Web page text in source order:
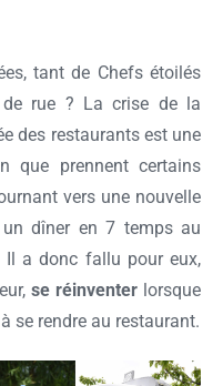
tant de Chefs étoilés
rue ? La crise de la
des restaurants est une
que prennent certains
vers une nouvelle
dîner en 7 temps au
Il a donc fallu pour eux,
se réinventer lorsque
se rendre au restaurant.